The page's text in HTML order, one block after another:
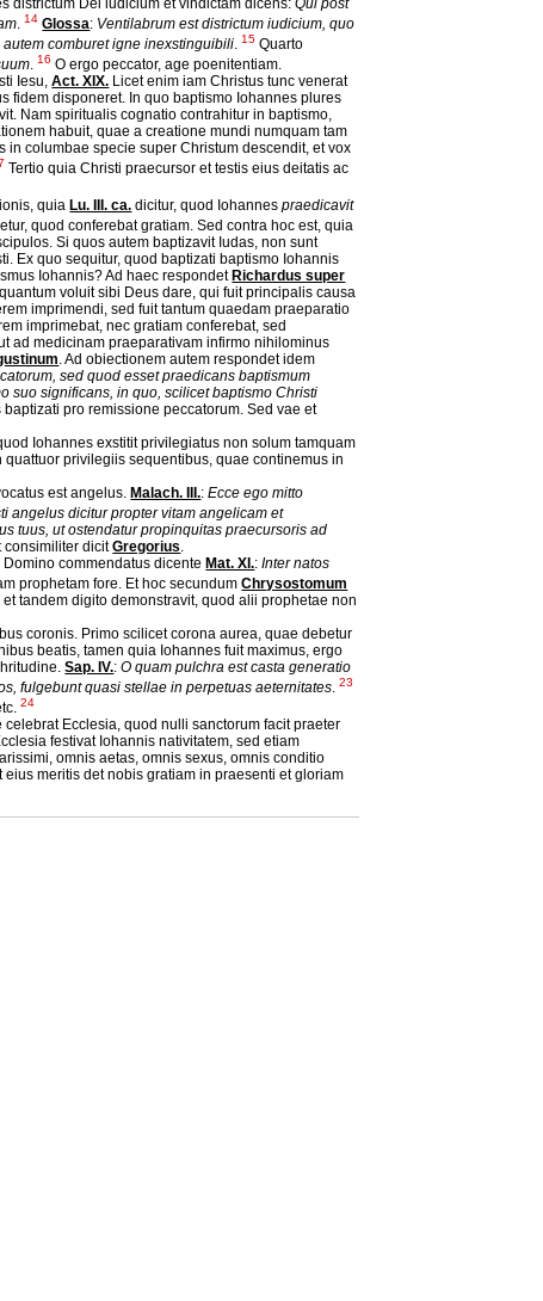
districtum Dei iudicium et vindictam dicens:Qui post
.14 Glossa: Ventilabrum est districtum iudicium, quo
autem comburet igne inexstinguibili.15 Quarto
.16 O ergo peccator, age poenitentiam.
Iesu,Act. XIX. Licet enim iam Christus tunc venerat
fidem disponeret. In quo baptismo Iohannes plures
Nam spiritualis cognatio contrahitur in baptismo,
habuit, quae a creatione mundi numquam tam
in columbae specie super Christum descendit, et vox
Tertio quia Christi praecursor et testis eius deitatis ac
quia Lu. III. ca. dicitur, quod Iohannespraedicavit
quod conferebat gratiam. Sed contra hoc est, quia
Si quos autem baptizavit Iudas, non sunt
Ex quo sequitur, quod baptizati baptismo Iohannis
Iohannis? Ad haec respondet Richardus super
voluit sibi Deus dare, qui fuit principalis causa
imprimendi, sed fuit tantum quaedam praeparatio
imprimebat, nec gratiam conferebat, sed
ad medicinam praeparativam infirmo nihilominus
. Ad obiectionem autem respondet idem
sed quod esset praedicans baptismum
suo significans, in quo, scilicet baptismo Christi
pro remissione peccatorum. Sed vae et
Iohannes exstitit privilegiatus non solum tamquam
privilegiis sequentibus, quae continemus in
est angelus. Malach. III.:Ecce ego mitto
angelus dicitur propter vitam angelicam et
tuus, ut ostendatur propinquitas praecursoris ad
consimiliter dicitGregorius.
commendatus dicente Mat. XI.:Inter natos
prophetam fore. Et hoc secundumChrysostomum
tandem digito demonstravit, quod alii prophetae non
coronis. Primo scilicet corona aurea, quae debetur
beatis, tamen quia Iohannes fuit maximus, ergo
Sap. IV.:O quam pulchra est casta generatio
fulgebunt quasi stellae in perpetuas aeternitates.23
24
Ecclesia, quod nulli sanctorum facit praeter
festivat Iohannis nativitatem, sed etiam
omnis aetas, omnis sexus, omnis conditio
meritis det nobis gratiam in praesenti et gloriam